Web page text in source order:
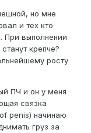
но мне
и тех кто
При выполнении
крепче?
росту
ПЧ и он у меня
связка
penis) начинаю
груз за